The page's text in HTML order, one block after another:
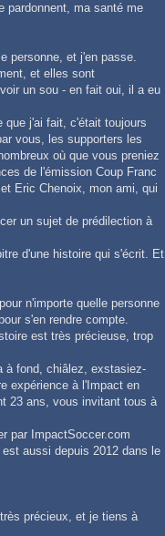
pardonnent, ma santé me
personne, et j'en passe.
et elles sont
un sou - en fait oui, il a eu
que j'ai fait, c'était toujours
vous, les supporters les
où que vous preniez
de l'émission Coup Franc
Eric Chenoix, mon ami, qui
un sujet de prédilection à
d'une histoire qui s'écrit. Et
n'importe quelle personne
s'en rendre compte.
est très précieuse, trop
à fond, chiâlez, exstasiez-
expérience à l'Impact en
23 ans, vous invitant tous à
par ImpactSoccer.com
aussi depuis 2012 dans le
précieux, et je tiens à